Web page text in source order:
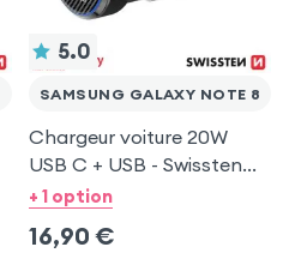
5.0
SAMSUNG GALAXY NOTE 8
Chargeur voiture 20W
USB C + USB - Swissten
pour Samsung Galaxy
+ 1 option
16,90 €